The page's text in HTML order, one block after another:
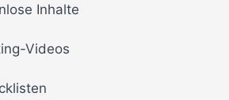
Inhalte
Videos